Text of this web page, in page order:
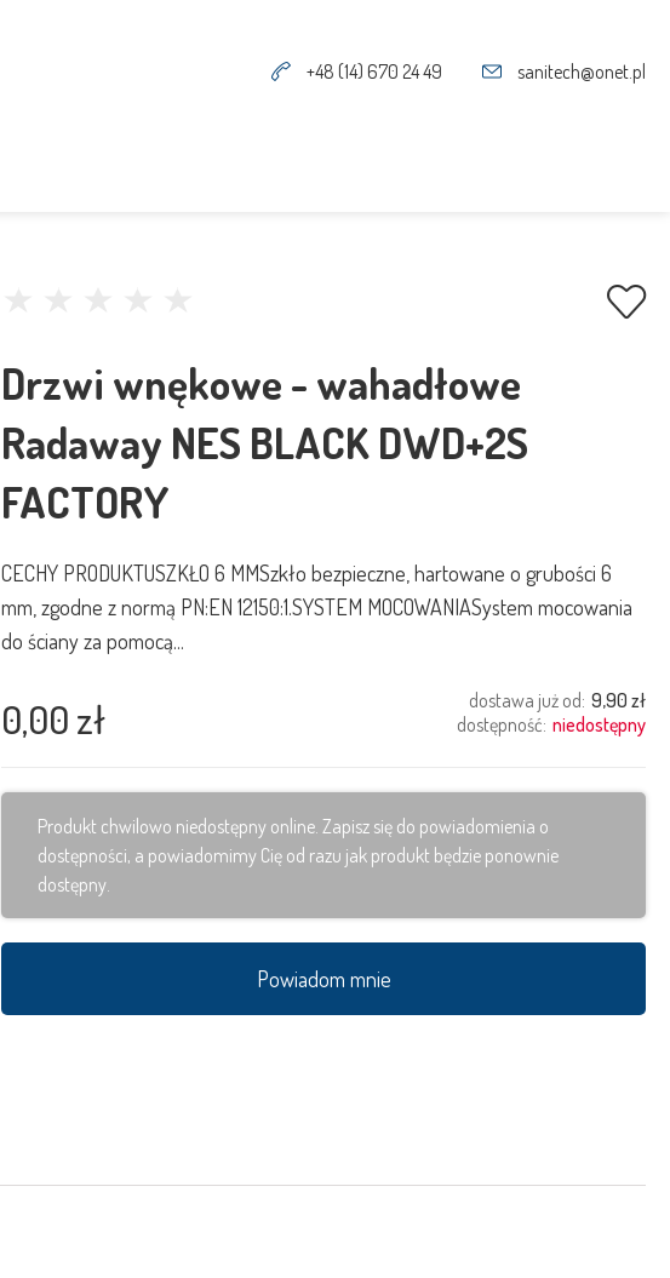
+48 (14) 670 24 49 sanitech@onet.pl
Drzwi wnękowe - wahadłowe
Radaway NES BLACK DWD+2S
FACTORY
CECHY PRODUKTUSZKŁO 6 MMSzkło bezpieczne, hartowane o grubości 6
mm, zgodne z normą PN:EN 12150:1.SYSTEM MOCOWANIASystem mocowania
do ściany za pomocą...
0,00 zł dostawa już od: 9,90 zł
dostępność: niedostępny
Produkt chwilowo niedostępny online. Zapisz się do powiadomienia o
dostępności, a powiadomimy Cię od razu jak produkt będzie ponownie
dostępny.
Powiadom mnie